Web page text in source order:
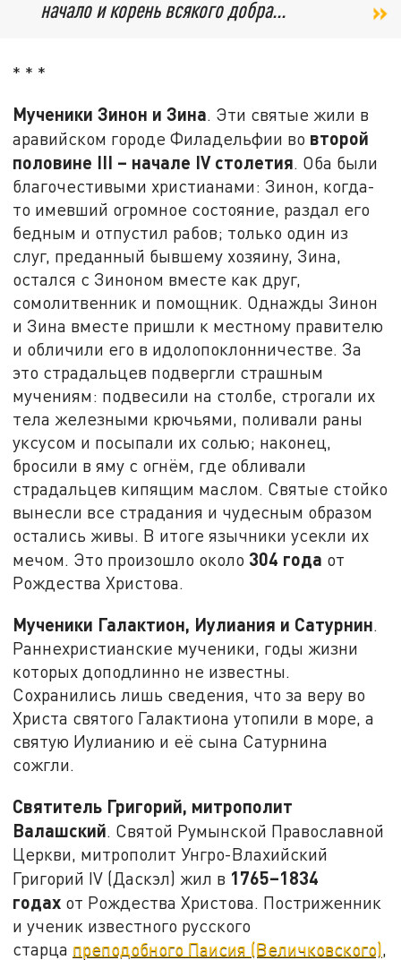
начало и корень всякого добра...
* * *
Мученики Зинон и Зина. Эти святые жили в
аравийском городе Филадельфии во второй
половине III – начале IVстолетия. Оба были
благочестивыми христианами: Зинон, когда-
то имевший огромное состояние, раздал его
бедным и отпустил рабов; только один из
слуг, преданный бывшему хозяину, Зина,
остался с Зиноном вместе как друг,
сомолитвенник и помощник. Однажды Зинон
и Зина вместе пришли к местному правителю
и обличили его в идолопоклонничестве. За
это страдальцев подвергли страшным
мучениям: подвесили на столбе, строгали их
тела железными крючьями, поливали раны
уксусом и посыпали их солью; наконец,
бросили в яму с огнём, где обливали
страдальцев кипящим маслом. Святые стойко
вынесли все страдания и чудесным образом
остались живы. В итоге язычники усекли их
мечом. Это произошло около 304 года от
Рождества Христова.
Мученики Галактион, Иулиания и Сатурнин.
Раннехристианские мученики, годы жизни
которых доподлинно не известны.
Сохранились лишь сведения, что за веру во
Христа святого Галактиона утопили в море, а
святую Иулианию и её сына Сатурнина
сожгли.
Святитель Григорий, митрополит
Валашский. Святой Румынской Православной
Церкви, митрополит Унгро-Влахийский
Григорий IV (Даскэл) жил в 1765–1834
годах от Рождества Христова. Постриженник
и ученик известного русского
старца преподобного Паисия (Величковского),